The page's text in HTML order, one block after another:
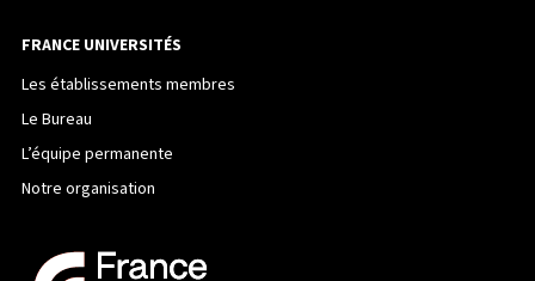
FRANCE UNIVERSITÉS
Les établissements membres
Le Bureau
L’équipe permanente
Notre organisation